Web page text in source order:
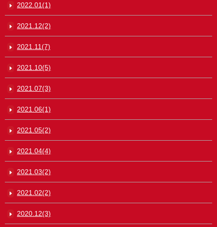
2022.01(1)
2021.12(2)
2021.11(7)
2021.10(5)
2021.07(3)
2021.06(1)
2021.05(2)
2021.04(4)
2021.03(2)
2021.02(2)
2020.12(3)